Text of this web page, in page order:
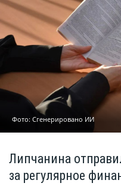
Фото: Сгенерировано ИИ
Липчанина
за регулярное